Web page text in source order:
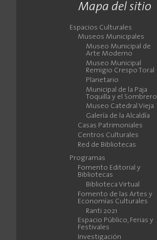
Mapa del sitio
Espacios Culturales
Museos Municipales
Museo Municipal de
Arte Moderno
Museo Municipal
Remigio Crespo Toral
Planetario
Municipal de la Paja
Toquilla y el Sombrero
Museo Catedral Vieja
Galería de la Alcaldía
Casas Patrimoniales
Centros Culturales
Red de Bibliotecas
Programas
Fomento Editorial y
Bibliotecas
Biblioteca Virtual
Fomento de las Artes y
Economías Culturales
Ranti 2021
Espacio Público, Ferias y
Festivales
Investigación